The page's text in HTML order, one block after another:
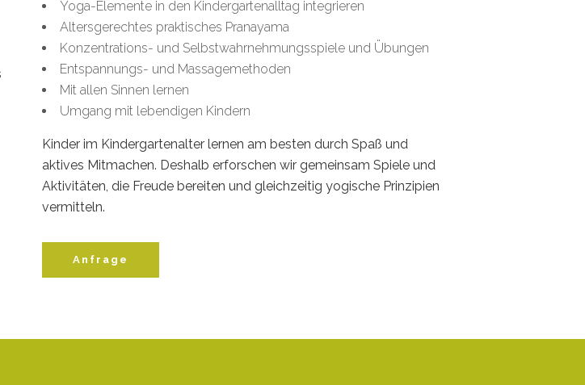
Yoga-Elemente in den Kindergartenalltag integrieren
Altersgerechtes praktisches Pranayama
Konzentrations- und Selbstwahrnehmungsspiele und Übungen
Entspannungs- und Massagemethoden
Mit allen Sinnen lernen
Umgang mit lebendigen Kindern
Kinder im Kindergartenalter lernen am besten durch Spaß und
aktives Mitmachen. Deshalb erforschen wir gemeinsam Spiele und
Aktivitäten, die Freude bereiten und gleichzeitig yogische Prinzipien
vermitteln.
Anfrage